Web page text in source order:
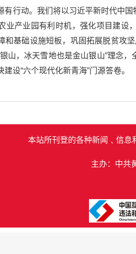
有行动。我们将以习近平新时代中
业产业园有利时机，强化项目建设
和基础设施短板，巩固拓展脱贫攻
山，冰天雪地也是金山银山”理念
设“六个现代化新青海”门源答卷。
本站所刊登的各种新闻﹑信息
主办：中共